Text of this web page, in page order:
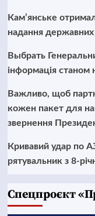
Кам’янське
надання
Выбрать
інформація станом
Важливо, щоб
кожен пакет для
звернення
Кривавий удар по
рятувальник з 8-
Cпецпроєкт